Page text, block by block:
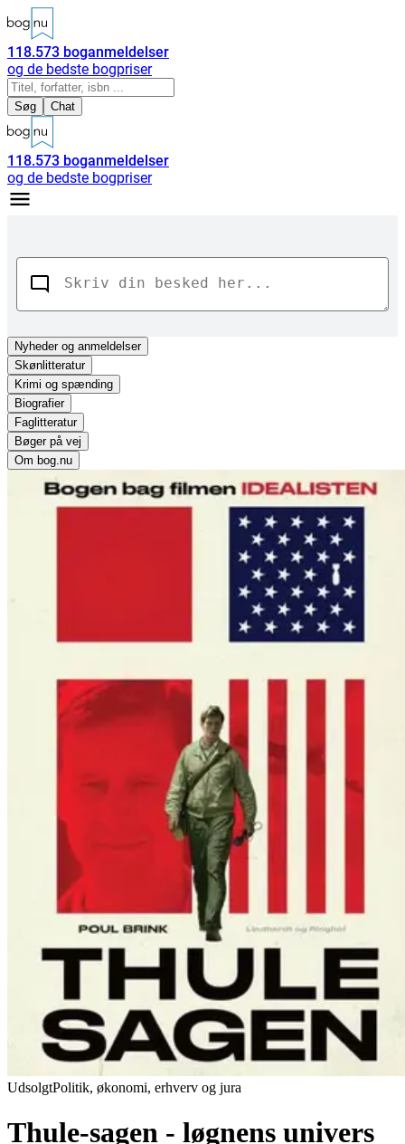
118.573 boganmeldelser
og de bedste bogpriser
Søg Chat
118.573 boganmeldelser
og de bedste bogpriser
Nyhederog anmeldelser
Skønlitteratur
Krimi og spænding
Biografier
Faglitteratur
Bøger på vej
Om bog.nu
UdsolgtPolitik, økonomi, erhverv og jura
Thule-sagen - løgnens univers